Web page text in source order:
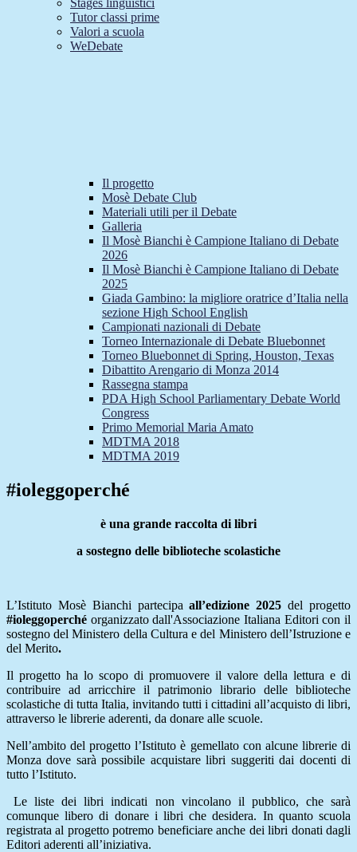
Stages linguistici
Tutor classi prime
Valori a scuola
WeDebate
Il progetto
Mosè Debate Club
Materiali utili per il Debate
Galleria
Il Mosè Bianchi è Campione Italiano di Debate
2026
Il Mosè Bianchi è Campione Italiano di Debate
2025
Giada Gambino: la migliore oratrice d’Italia nella
sezione High School English
Campionati nazionali di Debate
Torneo Internazionale di Debate Bluebonnet
Torneo Bluebonnet di Spring, Houston, Texas
Dibattito Arengario di Monza 2014
Rassegna stampa
PDA High School Parliamentary Debate World
Congress
Primo Memorial Maria Amato
MDTMA 2018
MDTMA 2019
#ioleggoperché
è una grande raccolta di libri
a sostegno delle biblioteche scolastiche
L’Istituto Mosè Bianchi partecipaall’edizione 2025 del progetto
#ioleggoperché organizzato dall'Associazione Italiana Editori con il
sostegno del Ministero della Cultura e del Ministero dell’Istruzione e
del Merito.
Il progetto ha lo scopo di promuovere il valore della lettura e di
contribuire ad arricchire il patrimonio librario delle biblioteche
scolastiche di tutta Italia, invitando tutti i cittadini all’acquisto di libri,
attraverso le librerie aderenti, da donare alle scuole.
Nell’ambito del progetto l’Istituto è gemellato con alcune librerie di
Monza dove sarà possibile acquistare libri suggeriti dai docenti di
tutto l’Istituto.
Le liste dei libri indicati non vincolano il pubblico, che sarà
comunque libero di donare i libri che desidera. In quanto scuola
registrata al progetto potremo beneficiare anche dei libri donati dagli
Editori aderenti all’iniziativa.